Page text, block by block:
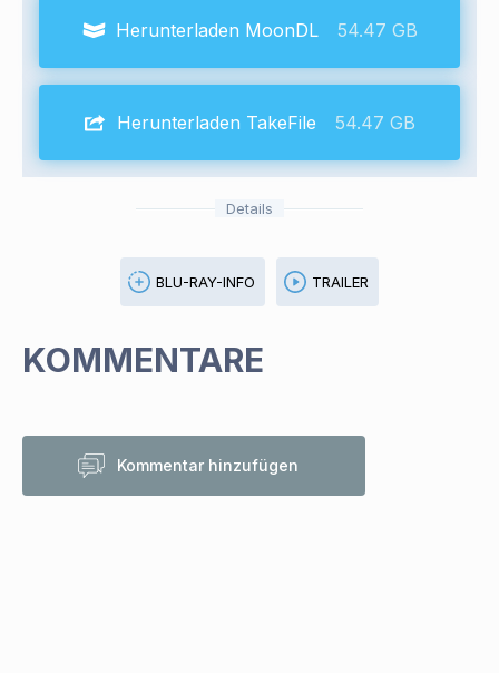
Herunterladen MoonDL 54.47 GB
Herunterladen TakeFile 54.47 GB
Details
BLU-RAY-INFO TRAILER
KOMMENTARE
Kommentar hinzufügen